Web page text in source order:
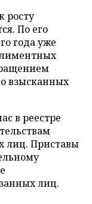
росту
По его
года уже
взысканных
в реестре
лиц. Приставы
лиц.